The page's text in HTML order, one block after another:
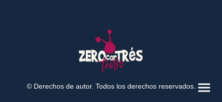
© Derechos de autor. Todos los derechos reservados.